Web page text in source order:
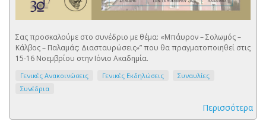
Σας προσκαλούμε στο συνέδριο με θέμα: «Μπάυρον – Σολωμός –
Κάλβος – Παλαμάς: Διασταυρώσεις»” που θα πραγματοποιηθεί στις
15-16 Νοεμβρίου στην Ιόνιο Ακαδημία.
Γενικές Ανακοινώσεις Γενικές Εκδηλώσεις
Συναυλίες
Συνέδρια
Περισσότερα